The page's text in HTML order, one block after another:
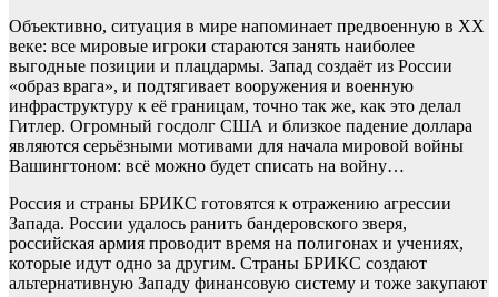
Объективно, ситуация в мире напоминает предвоенную в ХХ
веке: все мировые игроки стараются занять наиболее
выгодные позиции и плацдармы. Запад создаёт из России
«образ врага», и подтягивает вооружения и военную
инфраструктуру к её границам, точно так же, как это делал
Гитлер. Огромный госдолг США и близкое падение доллара
являются серьёзными мотивами для начала мировой войны
Вашингтоном: всё можно будет списать на войну…
Россия и страны БРИКС готовятся к отражению агрессии
Запада. России удалось ранить бандеровского зверя,
российская армия проводит время на полигонах и учениях,
которые идут одно за другим. Страны БРИКС создают
альтернативную Западу финансовую систему и тоже закупают